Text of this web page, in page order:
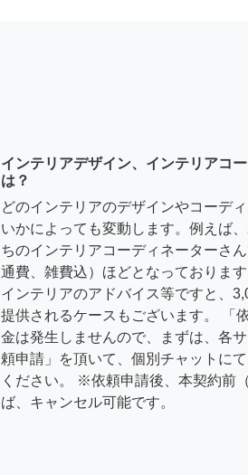
インテリアデザイン、インテリアコ
は？
どのインテリアのデザインやコーデ
いかによっても変動します。例えば
ちのインテリアコーディネーターさ
通費、雑費込）ほどとなっておりま
インテリアのアドバイス等ですと、
提供されるケースもございます。 「
金は発生しませんので、まずは、各
頼申請」を頂いて、個別チャットに
ください。 ※依頼申請後、本契約前
ば、キャンセル可能です。